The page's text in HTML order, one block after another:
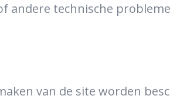
andere technische
van de site worden